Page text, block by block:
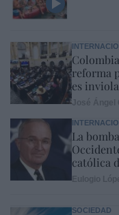
reforma
es
La
católica
SOCIEDAD